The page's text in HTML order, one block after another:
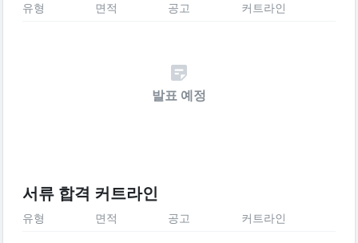
유형 면적 공고 커트라인
발표 예정
서류 합격 커트라인
유형 면적 공고 커트라인